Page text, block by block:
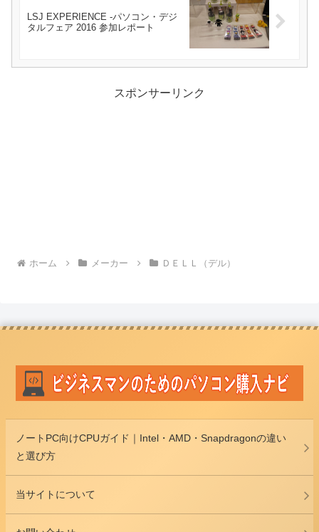
LSJ EXPERIENCE -パソコン・デジ
タルフェア 2016 参加レポート
スポンサーリンク
ホーム メーカー ＤＥＬＬ（デル）
ノートPC向けCPUガイド｜Intel・AMD・Snapdragonの違い
と選び方
当サイトについて